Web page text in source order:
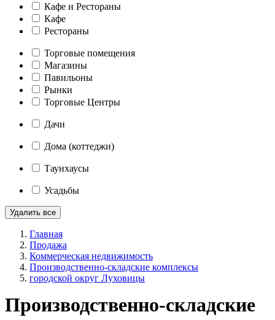
Кафе и Рестораны
Кафе
Рестораны
Торговые помещения
Магазины
Павильоны
Рынки
Торговые Центры
Дачи
Дома (коттеджи)
Таунхаусы
Усадьбы
Удалить все
Главная
Продажа
Коммерческая недвижимость
Производственно-складские комплексы
городской округ Луховицы
Производственно-складские